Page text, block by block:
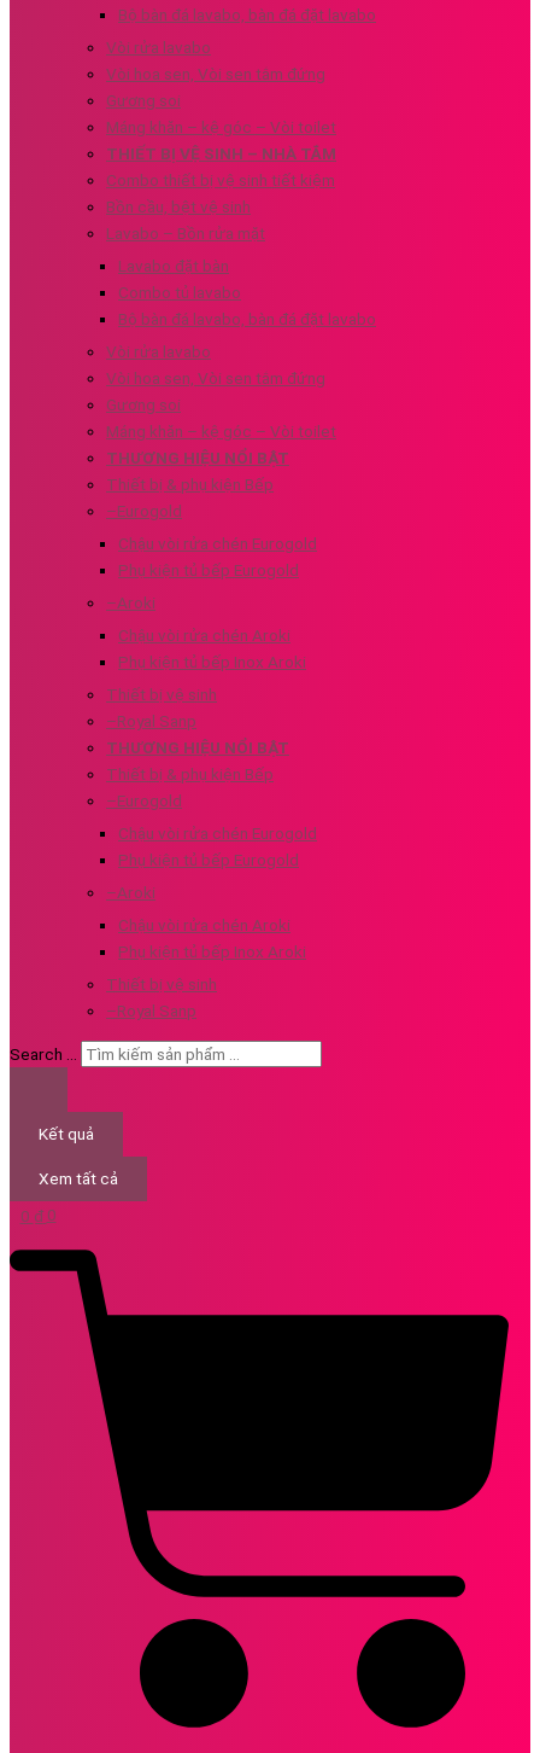
Bộ bàn đá lavabo, bàn đá đặt lavabo
Vòi rửa lavabo
Vòi hoa sen, Vòi sen tắm đứng
Gương soi
Máng khăn – kệ góc – Vòi toilet
THIẾT BỊ VỆ SINH – NHÀ TẮM
Combo thiết bị vệ sinh tiết kiệm
Bồn cầu, bệt vệ sinh
Lavabo – Bồn rửa mặt
Lavabo đặt bàn
Combo tủ lavabo
Bộ bàn đá lavabo, bàn đá đặt lavabo
Vòi rửa lavabo
Vòi hoa sen, Vòi sen tắm đứng
Gương soi
Máng khăn – kệ góc – Vòi toilet
THƯƠNG HIỆU NỔI BẬT
Thiết bị & phụ kiện Bếp
–Eurogold
Chậu vòi rửa chén Eurogold
Phụ kiện tủ bếp Eurogold
–Aroki
Chậu vòi rửa chén Aroki
Phụ kiện tủ bếp Inox Aroki
Thiết bị vệ sinh
–Royal Sanp
THƯƠNG HIỆU NỔI BẬT
Thiết bị & phụ kiện Bếp
–Eurogold
Chậu vòi rửa chén Eurogold
Phụ kiện tủ bếp Eurogold
–Aroki
Chậu vòi rửa chén Aroki
Phụ kiện tủ bếp Inox Aroki
Thiết bị vệ sinh
–Royal Sanp
Search ...
Kết quả
Xem tất cả
0 ₫ 0